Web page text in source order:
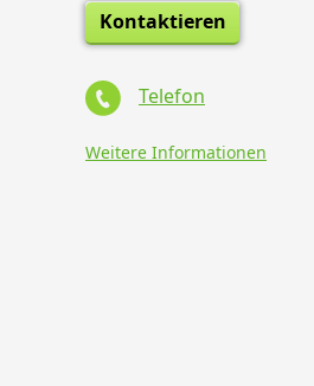
Kontaktieren
Telefon
Weitere Informationen